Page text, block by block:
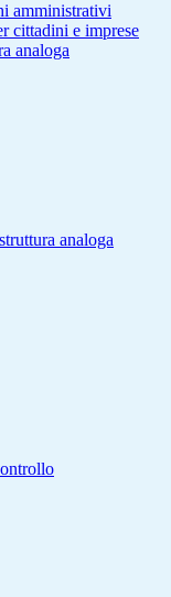
amministrativi
cittadini e imprese
analoga
analoga